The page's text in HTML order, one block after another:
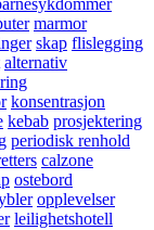
marmor
skap flislegging
alternativ
konsentrasjon
kebab prosjektering
periodisk renhold
calzone
ostebord
opplevelser
leilighetshotell